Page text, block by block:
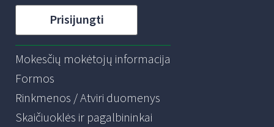
Prisijungti
Mokesčių mokėtojų informacija
Formos
Rinkmenos / Atviri duomenys
Skaičiuoklės ir pagalbininkai